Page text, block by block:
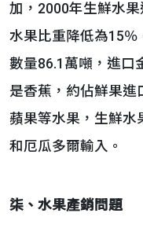
加，2000年生鮮水
水果比重降低為15％
數量86.1萬噸，進口
是香蕉，約佔鮮果進
蘋果等水果，生鮮水
和厄瓜多爾輸入。
柒、水果產銷問題